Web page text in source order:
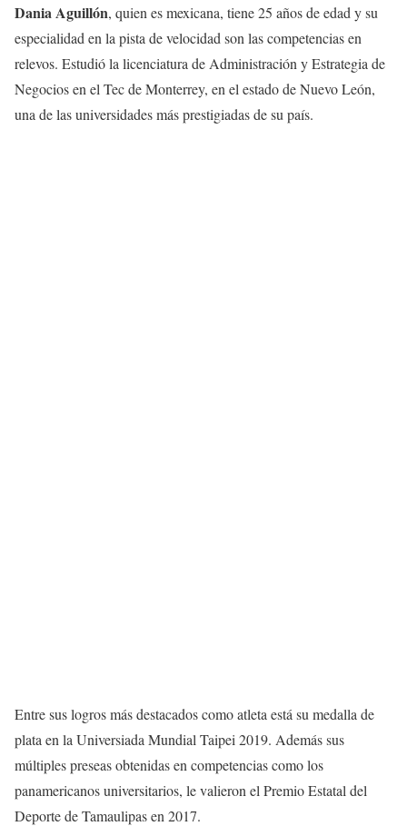
Dania Aguillón, quien es mexicana, tiene 25 años de edad y su
especialidad en la pista de velocidad son las competencias en
relevos. Estudió la licenciatura de Administración y Estrategia de
Negocios en el Tec de Monterrey, en el estado de Nuevo León,
una de las universidades más prestigiadas de su país.
Entre sus logros más destacados como atleta está su medalla de
plata en la Universiada Mundial Taipei 2019. Además sus
múltiples preseas obtenidas en competencias como los
panamericanos universitarios, le valieron el Premio Estatal del
Deporte de Tamaulipas en 2017.